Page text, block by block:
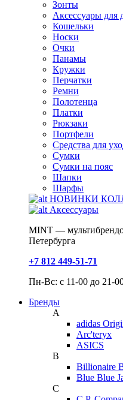
Зонты
Аксессуары для
Кошельки
Носки
Очки
Панамы
Кружки
Перчатки
Ремни
Полотенца
Платки
Рюкзаки
Портфели
Средства для
Сумки
Сумки на пояс
Шапки
Шарфы
НОВИНКИ
Аксессуары
MINT —
Петербурга
+7 812 449-51-71
Пн-Вс: с 11-00 до 21-
Бренды
A
adidas
Arc'teryx
ASICS
B
Billionaire
Blue Blue
C